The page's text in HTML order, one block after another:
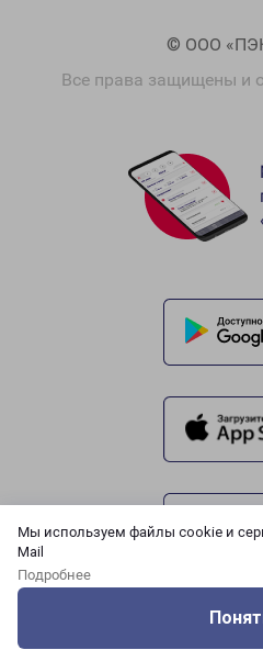
Мы используем файлы cookie и
Mail
Подробнее
© ООО
Все права защищены и